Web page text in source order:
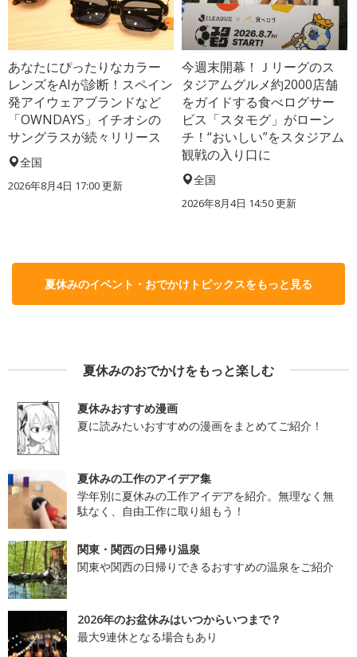
あなたにぴったりなカラー
レンズをAIが診断！スペイン
発アイウェアブランドなど
「OWNDAYS」イチオシの
サングラスが続々リリース
全国
2026年8月4日 17:00更新
今週末開幕！Ｊリーグのス
タジアムグルメ約2000店舗
をガイドする食べログサー
ビス「スタモグ」がローン
チ！“おいしい”をスタジアム
観戦の入り口に
全国
2026年8月4日 14:50更新
夏休みのイベント・おでかけトピックスをもっと見る
夏休みのおでかけをもっと楽しむ
夏休みおすすめ漫画
夏に読みたいおすすめの漫画をまとめてご紹介！
夏休みの工作のアイデア集
学年別に夏休みの工作アイデアを紹介。無理なく無
駄なく、自由工作に取り組もう！
関東・関西の日帰り温泉
関東や関西の日帰りできるおすすめの温泉をご紹介
2026年のお盆休みはいつからいつまで？
最大9連休となる場合もあり